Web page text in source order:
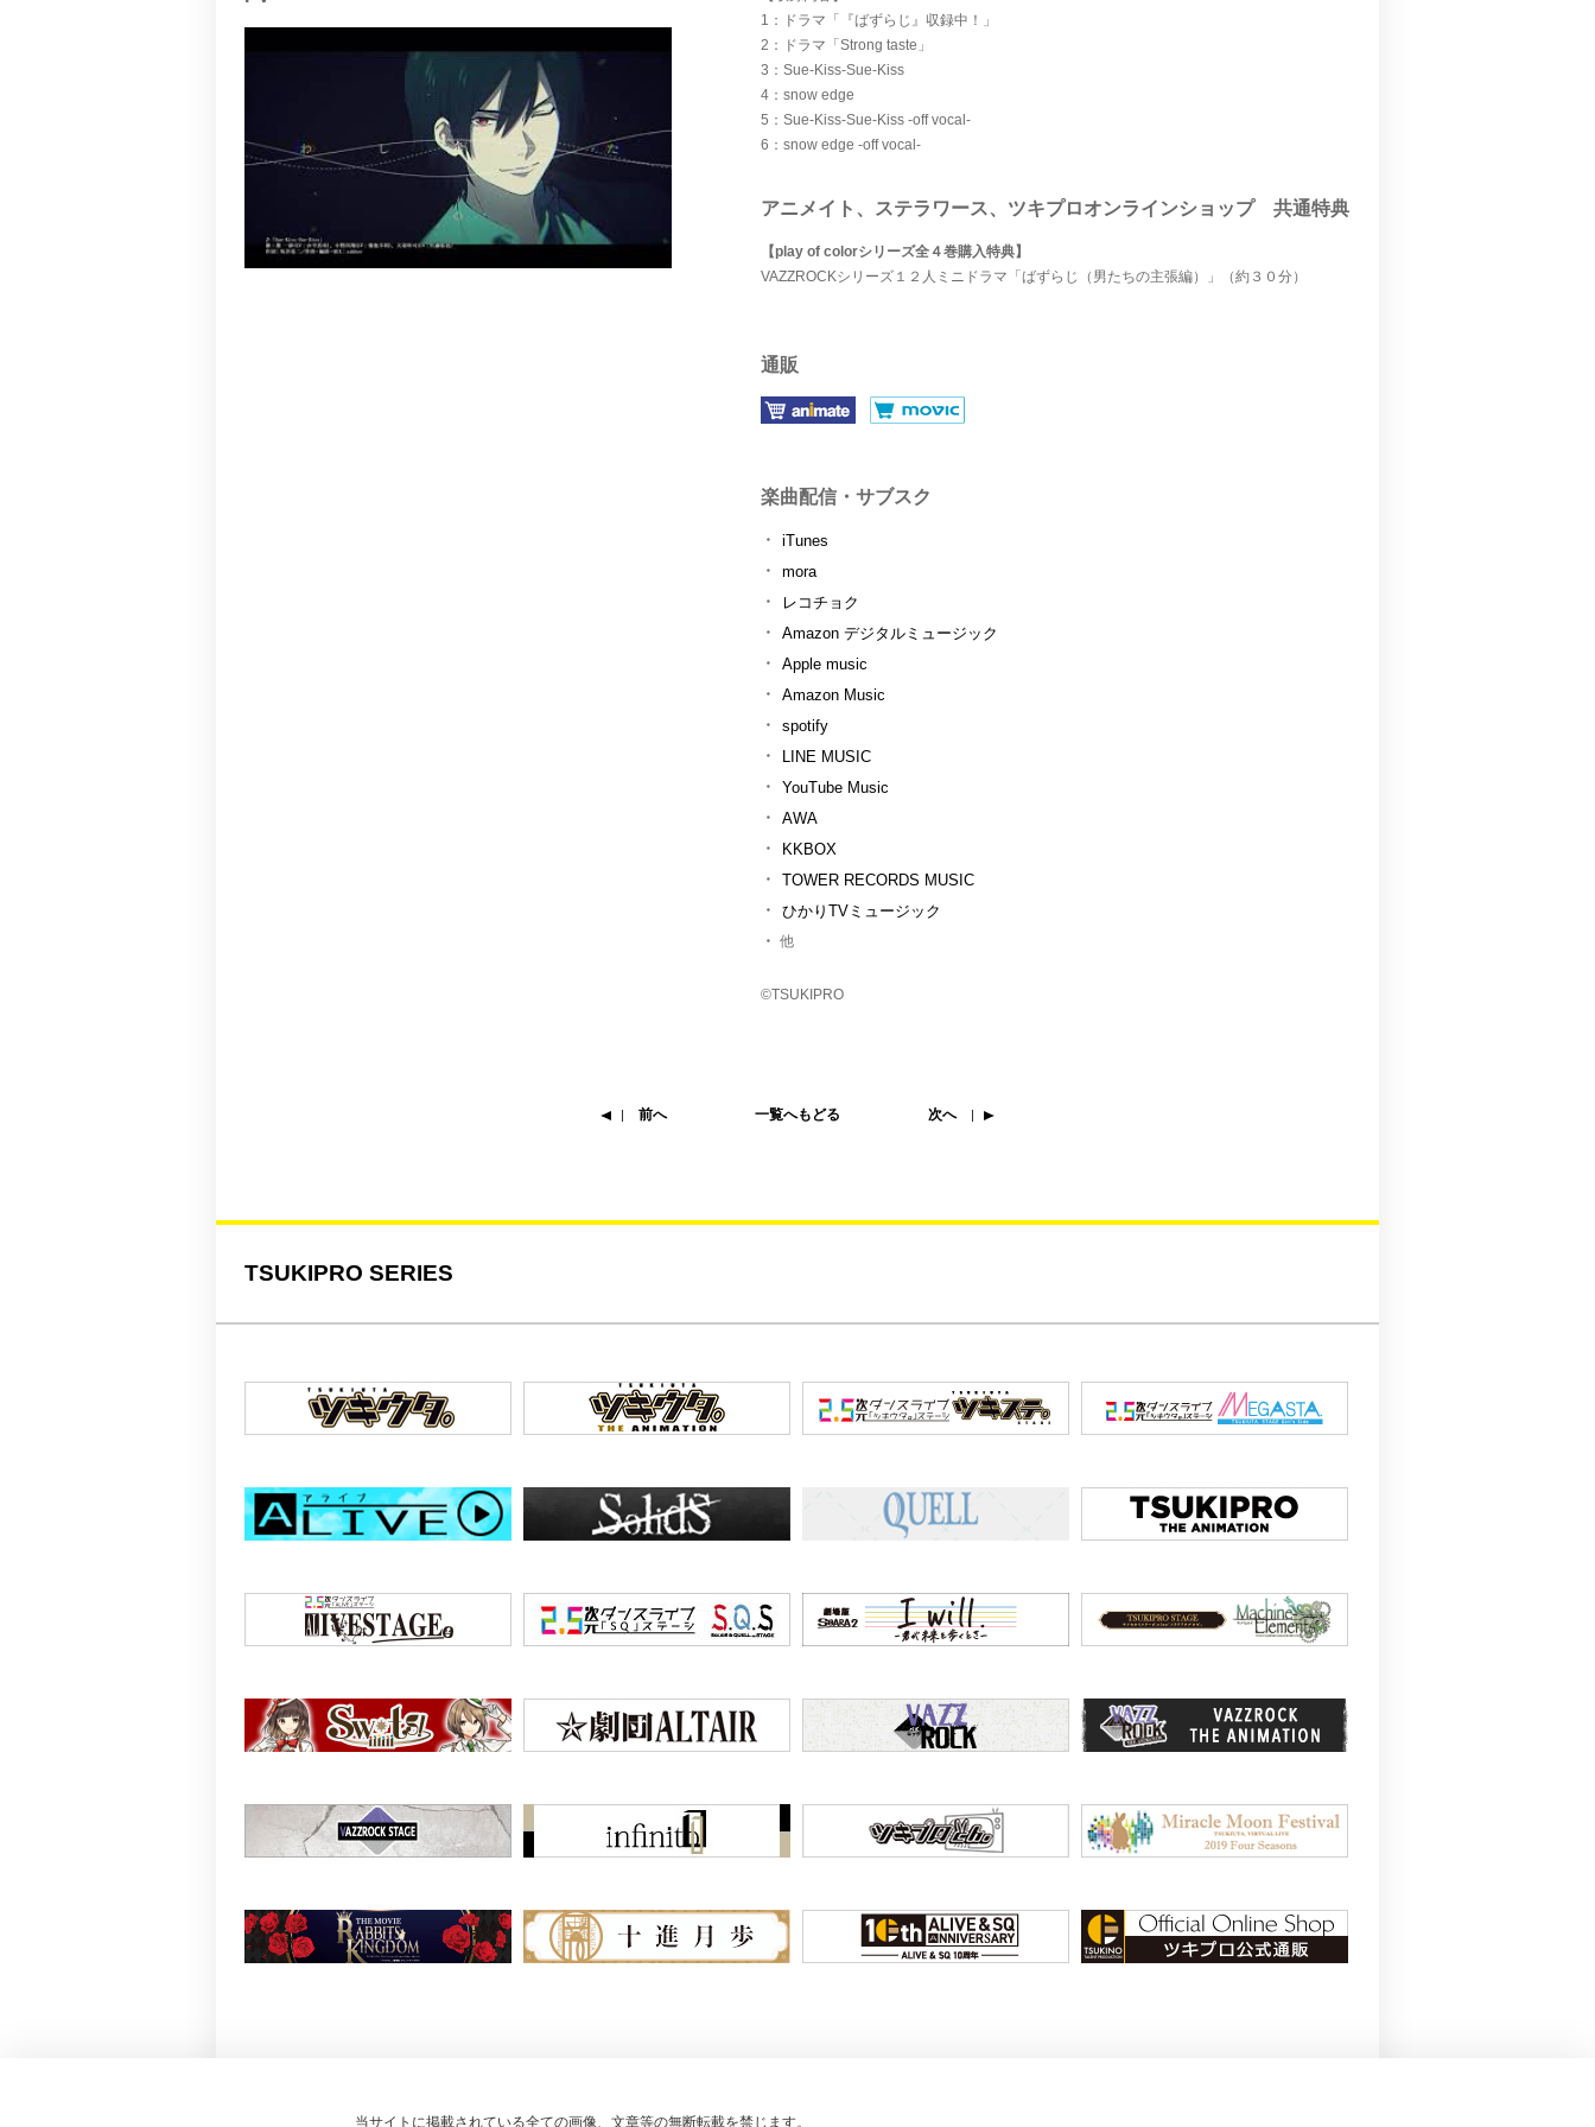
1：ドラマ「『ばずらじ』収録中！」
2：ドラマ「Strong taste」
3：Sue-Kiss-Sue-Kiss
4：snow edge
5：Sue-Kiss-Sue-Kiss -off vocal-
6：snow edge -off vocal-
アニメイト、ステラワース、ツキプロオンラインショップ 共通特典
【play of colorシリーズ全４巻購入特典】
VAZZROCKシリーズ１２人ミニドラマ「ばずらじ（男たちの主張編）」（約３０分）
通販
楽曲配信・サブスク
iTunes
mora
レコチョク
Amazon デジタルミュージック
Apple music
Amazon Music
spotify
LINE MUSIC
YouTube Music
AWA
KKBOX
TOWER RECORDS MUSIC
ひかりTVミュージック
他
©TSUKIPRO
前へ 一覧へもどる 次へ
TSUKIPRO SERIES
当サイトに掲載されている全ての画像、 文章等の無断転載を禁じます。